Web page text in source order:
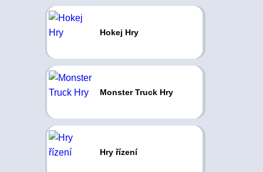
Hokej Hry
Monster Truck Hry
Hry řízení